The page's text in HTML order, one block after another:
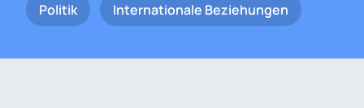
Politik Internationale Beziehungen